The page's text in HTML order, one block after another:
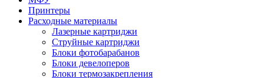
Принтеры
Расходные материалы
Лазерные картриджи
Струйные картриджи
Блоки фотобарабанов
Блоки девелоперов
Блоки термозакрепления